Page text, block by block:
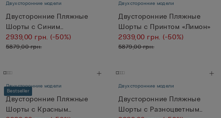
Двухсторонние модели
Двусторонние Пляжные
Шорты с Синим
Разноцветным Пр...
2939,00 грн.(-50%)
5879,00 грн.
Двухсторонние модели
Двусторонние Пляжные
Шорты с Принтом «Лимон»
2939,00 грн.(-50%)
5879,00 грн.
Bestseller
Двухсторонние модели
Двусторонние Пляжные
Шорты с Красным
Двухсторонние модели
Двусторонние Пляжные
Шорты с Разноцветным